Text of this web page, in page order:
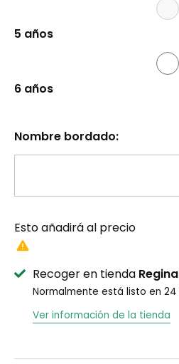
5 años
6 años
Nombre bordado:
Esto añadiráal precio
Recoger en tienda
Normalmente está listo en 24
Ver información de la tienda